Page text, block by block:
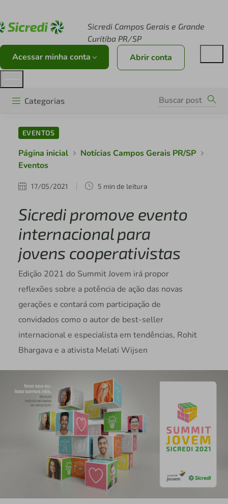
Sicredi Campos Gerais e Grande
Curitiba PR/SP
Acessar minha conta Abrir conta
Categorias
EVENTOS
Página inicial
Notícias Campos Gerais PR/SP
Eventos
17/05/2021 5 min de leitura
Sicredi promove evento
internacional para
jovens cooperativistas
Edição 2021 do Summit Jovem irá propor
reflexões sobre a potência de ação das novas
gerações e contará com participação de
convidados como o autor de best-seller
internacional e especialista em tendências, Rohit
Bhargava e a ativista Melati Wijsen